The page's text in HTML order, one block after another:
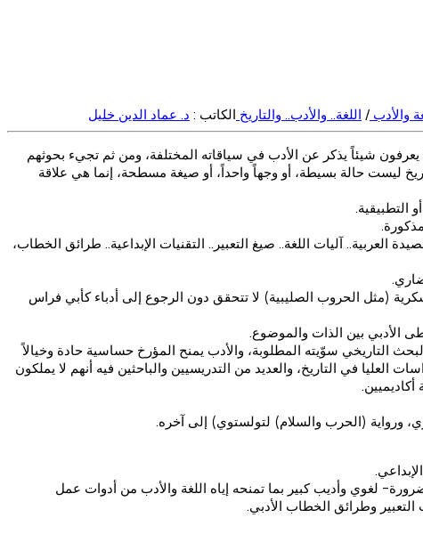
والأدب / اللغة.. والأدب.. والتاريخ الكاتب : د. عماد الدين خليل
يعرفون شيئاً يذكر عن الأدب في سياقاته المختلفة، ومن ثم تجيء بحوثهم
ليست حالة بسيطة، أو وجهاً واحداً، أو صيغة مسطحة، إنما هي علاقة
التطبيقية.
آليات اللغة.. صيغ التعبير.. التقنيات الإبداعية.. طرائق الخطاب،
(مثل الحروب الصليبية) لا تتحقق دون الرجوع إلى أدباء كأبي فراس
الأدبي بين الذات والموضوع.
التاريخي سوّيته المطلوبة، والأدب يمنح المؤرخ حساسية حادة وخيالاً
في التاريخ، والعديد من التدريسيين والباحثين فيه أنهم لا يملكون
ورواية (الحرب والسلام) لتولستوي) إلى آخره.
لغوي وأديب كبير بما تمنحه إياه اللغة والأدب من أدوات عمل
وطرائق الخطاب الأدبي.